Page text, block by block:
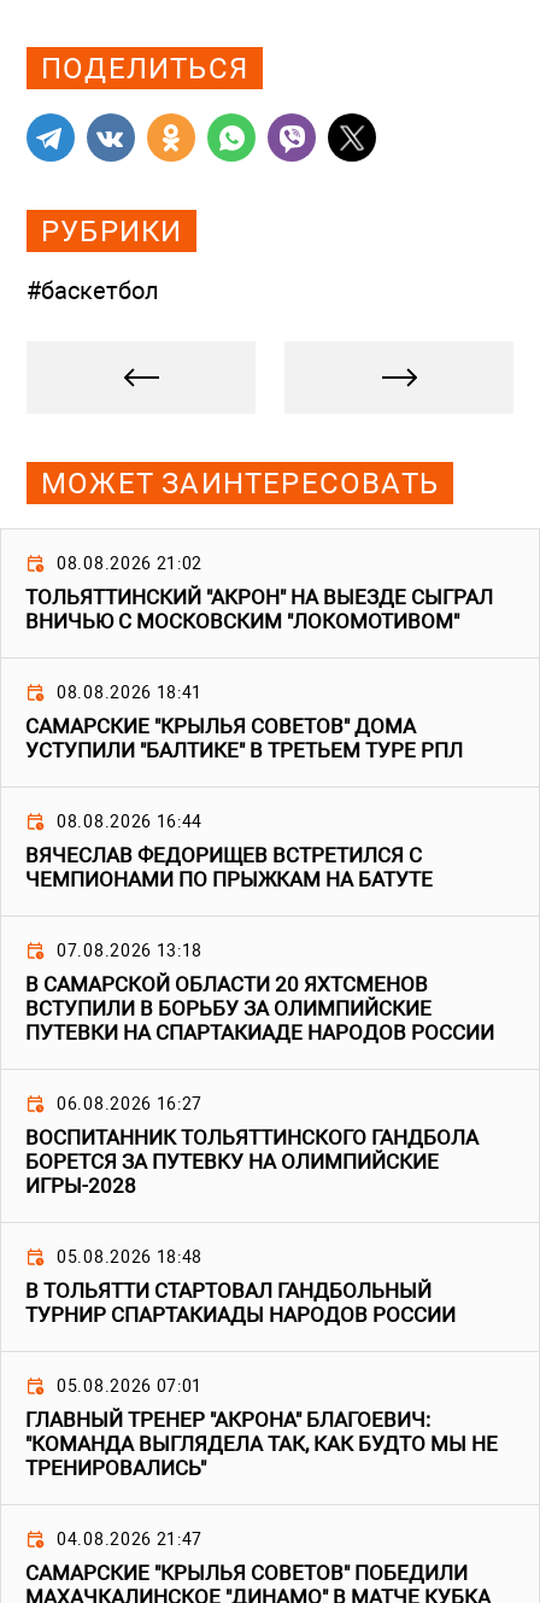
ПОДЕЛИТЬСЯ
РУБРИКИ
#баскетбол
МОЖЕТ ЗАИНТЕРЕСОВАТЬ
08.08.2026 21:02
ТОЛЬЯТТИНСКИЙ "АКРОН" НА ВЫЕЗДЕ СЫГРАЛ
ВНИЧЬЮ С МОСКОВСКИМ "ЛОКОМОТИВОМ"
08.08.2026 18:41
САМАРСКИЕ "КРЫЛЬЯ СОВЕТОВ" ДОМА
УСТУПИЛИ "БАЛТИКЕ" В ТРЕТЬЕМ ТУРЕ РПЛ
08.08.2026 16:44
ВЯЧЕСЛАВ ФЕДОРИЩЕВ ВСТРЕТИЛСЯ С
ЧЕМПИОНАМИ ПО ПРЫЖКАМ НА БАТУТЕ
07.08.2026 13:18
В САМАРСКОЙ ОБЛАСТИ 20 ЯХТСМЕНОВ
ВСТУПИЛИ В БОРЬБУ ЗА ОЛИМПИЙСКИЕ
ПУТЕВКИ НА СПАРТАКИАДЕ НАРОДОВ РОССИИ
06.08.2026 16:27
ВОСПИТАННИК ТОЛЬЯТТИНСКОГО ГАНДБОЛА
БОРЕТСЯ ЗА ПУТЕВКУ НА ОЛИМПИЙСКИЕ
ИГРЫ-2028
05.08.2026 18:48
В ТОЛЬЯТТИ СТАРТОВАЛ ГАНДБОЛЬНЫЙ
ТУРНИР СПАРТАКИАДЫ НАРОДОВ РОССИИ
05.08.2026 07:01
ГЛАВНЫЙ ТРЕНЕР "АКРОНА" БЛАГОЕВИЧ:
"КОМАНДА ВЫГЛЯДЕЛА ТАК, КАК БУДТО МЫ НЕ
ТРЕНИРОВАЛИСЬ"
04.08.2026 21:47
САМАРСКИЕ "КРЫЛЬЯ СОВЕТОВ" ПОБЕДИЛИ
МАХАЧКАЛИНСКОЕ "ДИНАМО" В МАТЧЕ КУБКА